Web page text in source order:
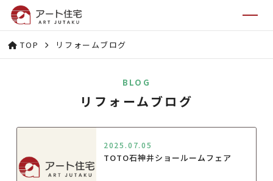
TOP リフォームブログ
BLOG
リフォームブログ
2025.07.05
TOTO石神井ショールームフェア